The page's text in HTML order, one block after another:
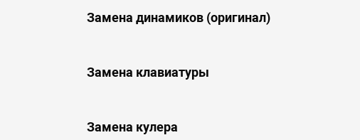
Замена динамиков (оригинал)
Замена клавиатуры
Замена кулера